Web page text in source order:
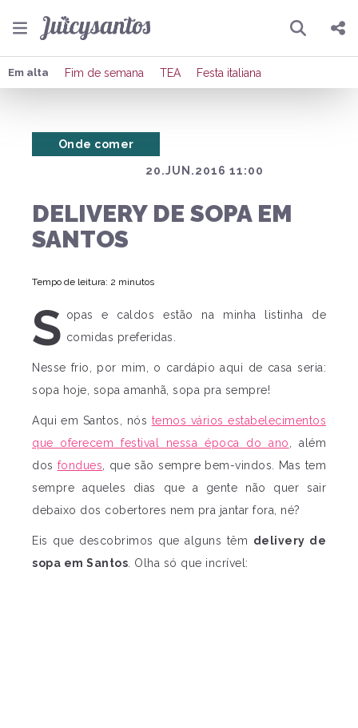
Pesquisar
Compartilhar
Publicar no X
Em alta Fim de semana TEA Festa italiana
20.JUN.2016 11:00
Onde comer
DELIVERY DE SOPA EM
SANTOS
Tempo de leitura: 2 minutos
S opas e caldos estão na minha listinha de
comidas preferidas.
Nesse frio, por mim, o cardápio aqui de casa seria:
sopa hoje, sopa amanhã, sopa pra sempre!
Aqui em Santos, nós temos vários estabelecimentos
que oferecem festival nessa época do ano
, além
dos fondues , que são sempre bem-vindos. Mas tem
sempre aqueles dias que a gente não quer sair
debaixo dos cobertores nem pra jantar fora, né?
Eis que descobrimos que alguns têm delivery de
sopa em Santos . Olha só que incrível: